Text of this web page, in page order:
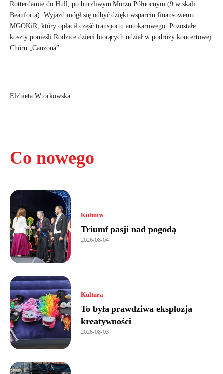
Co nowego
Kultura
Triumf pasji nad pogodą
2026-08-04
Kultura
To była prawdziwa eksplozja
kreatywności
2026-08-03
Rotterdamie do Hull, po burzliwym Morzu Północnym (9 w skali
Beauforta). Wyjazd mógł się odbyć dzięki wsparciu finansowemu
MGOKiR, który opłacił część transportu autokarowego. Pozostałe
koszty ponieśli Rodzice dzieci biorących udział w podróży koncertowej
Chóru „Canzona”.
Elżbieta Wtorkowska